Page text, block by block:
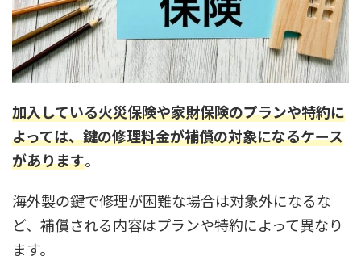
加入している火災保険や家財保険のプランや特約に
よっては、鍵の修理料金が補償の対象になるケース
があります。
海外製の鍵で修理が困難な場合は対象外になるな
ど、補償される内容はプランや特約によって異なり
ます。